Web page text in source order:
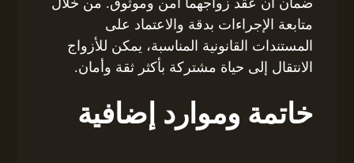
متابعة الإجراءات بدقة والاعتماد على
المستندات القانونية المناسبة، يمكن للأزواج
الانتقال إلى حياة مشتركة بأكثر ثقة وأمان.
خاتمة وموارد إضافية